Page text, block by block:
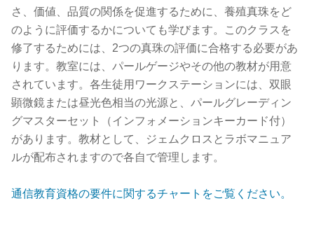
さ、価値、品質の関係を促進するために、養殖真珠をど
のように評価するかについても学びます。このクラスを
修了するためには、2つの真珠の評価に合格する必要があ
ります。教室には、パールゲージやその他の教材が用意
されています。各生徒用ワークステーションには、双眼
顕微鏡または昼光色相当の光源と、パールグレーディン
グマスターセット（インフォメーションキーカード付）
があります。教材として、ジェムクロスとラボマニュア
ルが配布されますので各自で管理します。
通信教育資格の要件に関するチャートをご覧ください。